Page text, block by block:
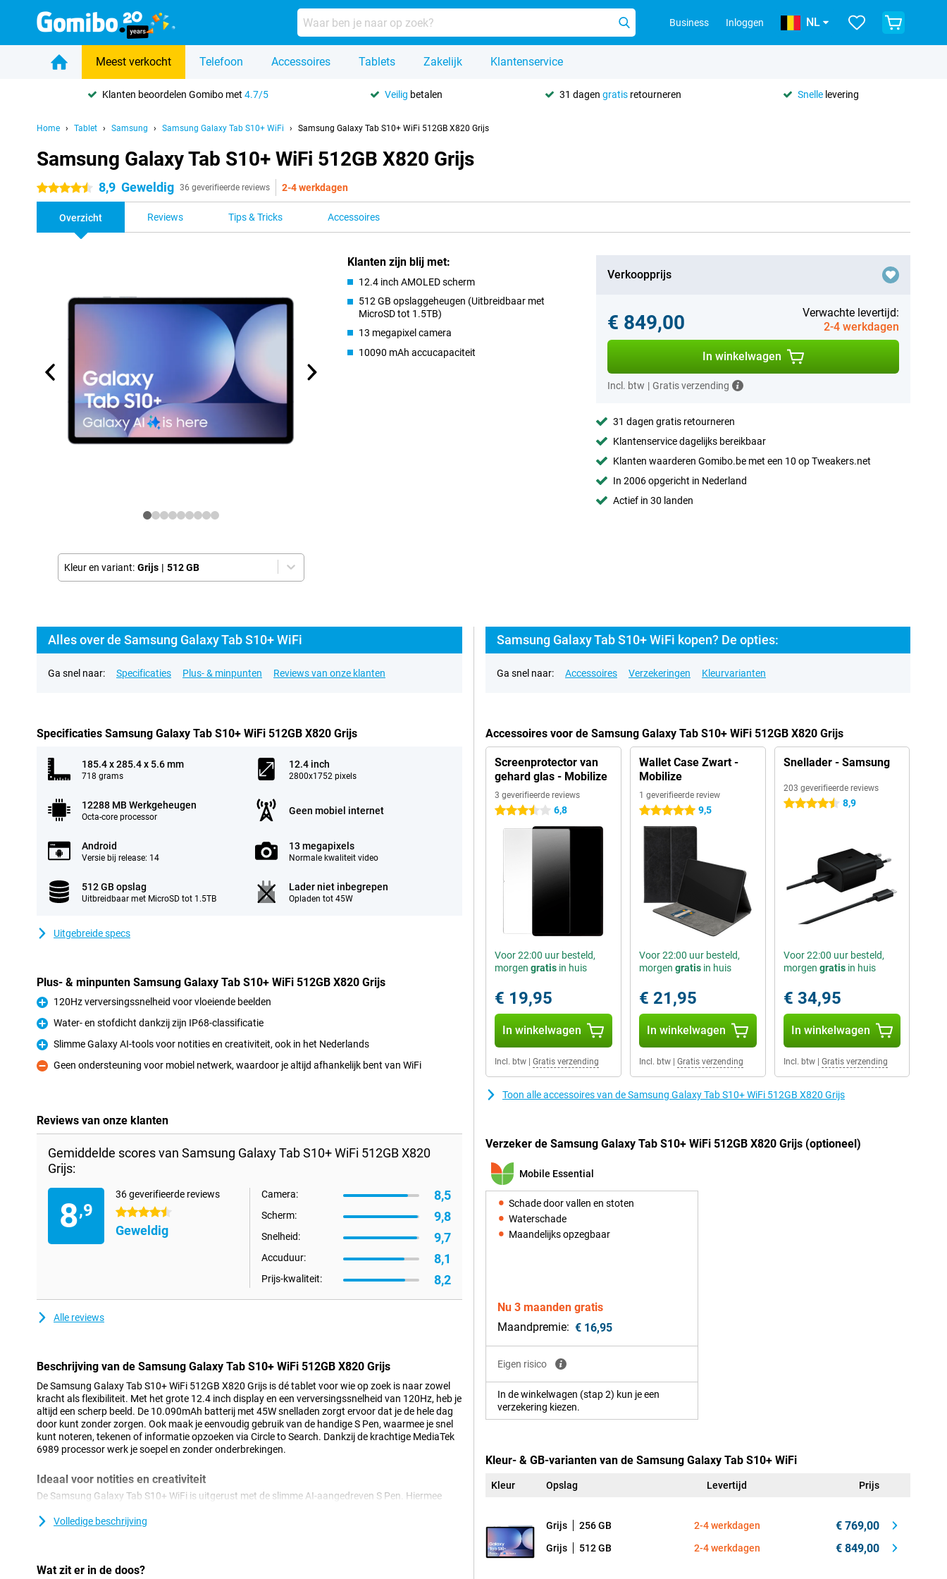
Business Inloggen NL
Meest verkocht Telefoon Accessoires Tablets Zakelijk Klantenservice
Klanten beoordelen Gomibo met 4.7/5 Veilig betalen 31 dagen gratisretourneren Snelle levering
Home Tablet Samsung Samsung Galaxy Tab S10+ WiFi Samsung Galaxy Tab S10+ WiFi 512GB X820 Grijs
Samsung Galaxy Tab S10+ WiFi 512GB X820 Grijs
4.5 sterren 8,9 Geweldig 36 geverifieerde reviews 2-4 werkdagen
Overzicht Reviews Tips & Tricks Accessoires
Kleur en variant: Grijs | 512 GB
Klanten zijn blij met:
12.4 inch AMOLED scherm
512 GB opslaggeheugen (Uitbreidbaar met
MicroSD tot 1.5TB)
13 megapixel camera
10090 mAh accucapaciteit
Verkoopprijs
€ 849,00
Verwachte levertijd:
2-4 werkdagen
In winkelwagen
Incl. btw | Gratis verzending
31 dagen gratis retourneren
Klantenservice dagelijks bereikbaar
Klanten waarderen Gomibo.be met een 10 op Tweakers.net
In 2006 opgericht in Nederland
Actief in 30 landen
Alles over de Samsung Galaxy Tab S10+ WiFi
Ga snel naar: Specificaties Plus- & minpunten Reviews van onze klanten
Specificaties Samsung Galaxy Tab S10+ WiFi 512GB X820 Grijs
185.4 x 285.4 x 5.6 mm
718 grams
12.4 inch
2800x1752 pixels
12288 MB Werkgeheugen
Octa-core processor
Geen mobiel internet
Android
Versie bij release: 14
13 megapixels
Normale kwaliteit video
512 GB opslag
Uitbreidbaar met MicroSD tot 1.5TB
Lader niet inbegrepen
Opladen tot 45W
Uitgebreide specs
Plus- & minpunten Samsung Galaxy Tab S10+ WiFi 512GB X820 Grijs
Pluspunt
120Hz verversingssnelheid voor vloeiende beelden
Pluspunt
Water- en stofdicht dankzij zijn IP68-classificatie
Pluspunt
Slimme Galaxy AI-tools voor notities en creativiteit, ook in het Nederlands
Minpunt
Geen ondersteuning voor mobiel netwerk, waardoor je altijd afhankelijk bent van WiFi
Reviews van onze klanten
Gemiddelde scores van Samsung Galaxy Tab S10+ WiFi 512GB X820
Grijs:
8,9
36 geverifieerde reviews
4.5 sterren
Geweldig
Camera: 8,5
Scherm: 9,8
Snelheid: 9,7
Accuduur: 8,1
Prijs-kwaliteit: 8,2
Alle reviews
Beschrijving van de Samsung Galaxy Tab S10+ WiFi 512GB X820 Grijs
De Samsung Galaxy Tab S10+ WiFi 512GB X820 Grijs is dé tablet voor wie op zoek is naar zowel
kracht als flexibiliteit. Met het grote 12.4 inch display en een verversingssnelheid van 120Hz, heb je
altijd een scherp beeld. De 10.090mAh batterij met 45W snelladen zorgt ervoor dat je de hele dag
door kunt zonder zorgen. Ook maak je eenvoudig gebruik van de handige S Pen, waarmee je snel
kunt noteren, tekenen of informatie opzoeken via Circle to Search. Dankzij de krachtige MediaTek
6989 processor werk je soepel en zonder onderbrekingen.
Ideaal voor notities en creativiteit
De Samsung Galaxy Tab S10+ WiFi is uitgerust met de slimme AI-aangedreven S Pen. Hiermee
maakt tijdens een meeting of je creatieve ideeën omzet in kunst, de S Pen ondersteunt je
Volledige beschrijving
Wat zit er in de doos?
Samsung Galaxy Tab S10+ WiFi kopen? De opties:
Ga snel naar: Accessoires Verzekeringen Kleurvarianten
Accessoires voor de Samsung Galaxy Tab S10+ WiFi 512GB X820 Grijs
Screenprotector van
gehard glas - Mobilize
3 geverifieerde reviews
3.5 sterren 6,8
Voor 22:00 uur besteld,
morgen gratis in huis
€ 19,95
In winkelwagen
Incl. btw Gratis verzending
Wallet Case Zwart -
Mobilize
1 geverifieerde review
5 sterren 9,5
Voor 22:00 uur besteld,
morgen gratisin huis
€ 21,95
In winkelwagen
Incl. btw| Gratis verzending
Snellader - Samsung
203 geverifieerde reviews
4.5 sterren 8,9
Voor 22:00 uur besteld,
morgen gratisin huis
€ 34,95
In winkelwagen
Incl. btw| Gratis verzending
Toon alle accessoires van de Samsung Galaxy Tab S10+ WiFi 512GB X820 Grijs
Verzeker de Samsung Galaxy Tab S10+ WiFi 512GB X820 Grijs (optioneel)
Mobile Essential
Schade door vallen en stoten
Waterschade
Maandelijks opzegbaar
Nu 3 maanden gratis
Maandpremie: € 16,95
Eigen risico
In de winkelwagen (stap 2) kun je een
verzekering kiezen.
Kleur- & GB-varianten van de Samsung Galaxy Tab S10+ WiFi
Kleur Opslag Levertijd Prijs
Grijs 256 GB 2-4 werkdagen € 769,00
Grijs 512 GB 2-4 werkdagen € 849,00